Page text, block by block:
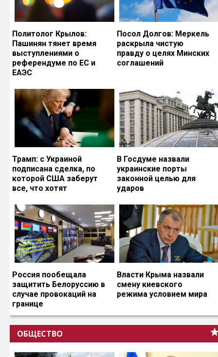
Политолог Крылов:
Пашинян тянет время
выступлениями о
референдуме по ЕС и
ЕАЭС
Посол Долгов: Меркель
раскрыла чистую
правду о целях Минских
соглашений
Трамп: с Украиной
подписана сделка, по
которой США заберут
все, что хотят
В Госдуме назвали
украинские порты
законной целью для
ударов
Россия пообещала
защитить Белоруссию в
случае провокаций на
границе
Власти Крыма назвали
смену киевского
режима условием мира
ОБЩЕСТВО